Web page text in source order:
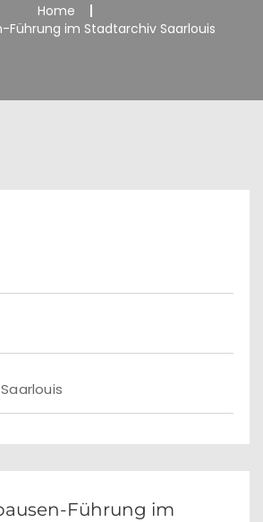
Home
Führung im Stadtarchiv Saarlouis
Führung im